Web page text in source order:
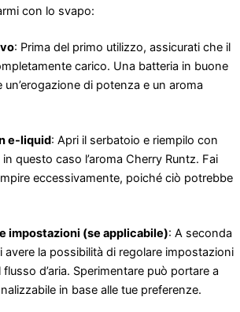
con lo svapo:
: Prima del primo utilizzo, assicurati che il
carico. Una batteria in buone
di potenza e un aroma
e-liquid: Apri il serbatoio e riempilo con
questo caso l’aroma Cherry Runtz. Fai
eccessivamente, poiché ciò potrebbe
impostazioni (se applicabile): A seconda
la possibilità di regolare impostazioni
d’aria. Sperimentare può portare a
in base alle tue preferenze.